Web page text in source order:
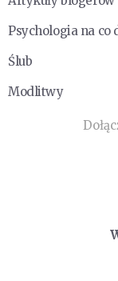
Psychologia na co
Ślub
Modlitwy